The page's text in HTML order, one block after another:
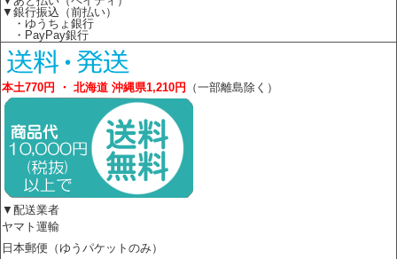
▼銀行振込（前払い）
・ゆうちょ銀行
・PayPay銀行
本土770円 ・ 北海道 沖縄県1,210円 （一部離島除く）
▼配送業者
ヤマト運輸
日本郵便（ゆうパケットのみ）